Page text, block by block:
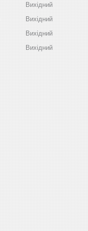
Вихідний
Вихідний
Вихідний
Вихідний